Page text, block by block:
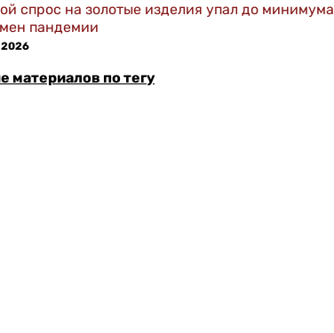
спрос на золотые изделия упал до минимума
пандемии
материалов по тегу